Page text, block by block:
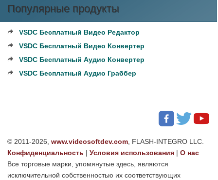
Популярные продукты
VSDC Бесплатный Видео Редактор
VSDC Бесплатный Видео Конвертер
VSDC Бесплатный Аудио Конвертер
VSDC Бесплатный Аудио Граббер
© 2011-2026, www.videosoftdev.com , FLASH-INTEGRO LLC.
Конфиденциальность | Условия использования | О нас
Все торговые марки, упомянутые здесь, являются
исключительной собственностью их соответствующих